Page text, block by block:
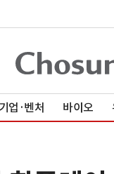
업·벤처 바이오